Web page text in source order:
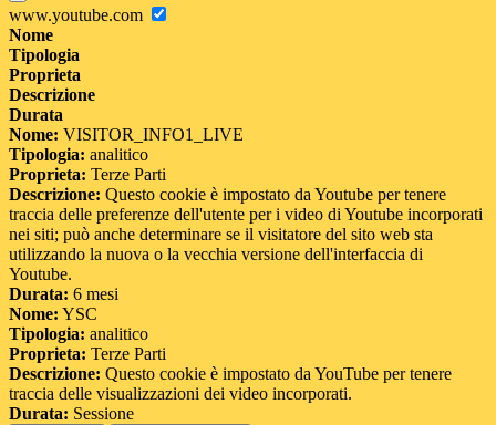
www.youtube.com
Nome
Tipologia
Proprieta
Descrizione
Durata
Nome: VISITOR_INFO1_LIVE
Tipologia: analitico
Proprieta: Terze Parti
Descrizione: Questo cookie è impostato da Youtube per tenere
traccia delle preferenze dell'utente per i video di Youtube incorporati
nei siti; può anche determinare se il visitatore del sito web sta
utilizzando la nuova o la vecchia versione dell'interfaccia di
Youtube.
Durata: 6 mesi
Nome: YSC
Tipologia: analitico
Proprieta: Terze Parti
Descrizione: Questo cookie è impostato da YouTube per tenere
traccia delle visualizzazioni dei video incorporati.
Durata: Sessione